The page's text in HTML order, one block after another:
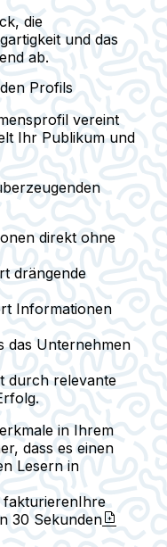
die
und das
ab.
Profils
vereint
Ihr Publikum und
direkt ohne
drängende
Informationen
das Unternehmen
durch relevante
in Ihrem
dass es einen
Lesern in
fakturierenIhre
30 Sekunden